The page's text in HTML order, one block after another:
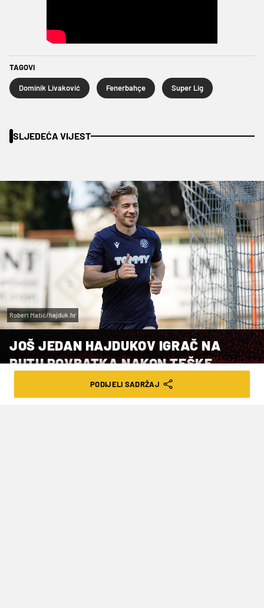
TAGOVI
Dominik Livaković Fenerbahçe Super Lig
SLJEDEĆA VIJEST
Robert Matić/hajduk.hr
JOŠ JEDAN HAJDUKOV IGRAČ NA
PUTU POVRATKA NAKON TEŠKE
PODIJELI SADRŽAJ